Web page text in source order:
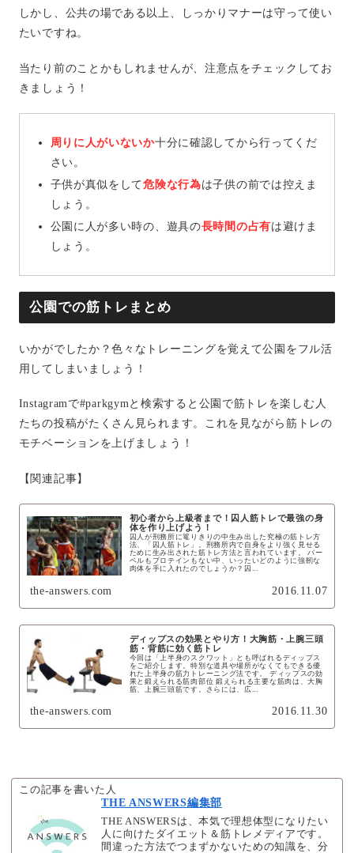
しかし、公共の場である以上、しっかりマナーは守って使い
たいですね。
当たり前のことかもしれませんが、注意点をチェックしてお
きましょう！
周りに人がいないか十分に確認してから行ってくだ
さい。
子供が真似をして危険な行為は子供の前では控えま
しょう。
公園に人が多い時の、遊具の長時間の占有は避けま
しょう。
公園での筋トレまとめ
いかがでしたか？色々なトレーニングを覚えて公園をフル活
用してしまいましょう！
Instagramで#parkgymと検索すると公園で筋トレを楽しむ人
たちの投稿がたくさん見られます。これを見ながら筋トレの
モチベーションを上げましょう！
【関連記事】
初心者から上級者まで！囚人筋トレで最強の身
体を作り上げよう！
囚人が刑務所に篭りきりの中生み出した究極の筋トレ方
法、「囚人筋トレ」。刑務所内で自身をより強く見せる
ために生み出された筋トレ方法と言われています。 バー
ベルもプロテインもない中、いったいどのように強靭な
肉体を手に入れたのでしょうか？囚...
the-answers.com 2016.11.07
ディップスの効果とやり方！大胸筋・上腕三頭
筋・背筋に効く筋トレ
今回は「上半身のスクワット」とも呼ばれるディップス
をご紹介します。特別な道具や場所がなくてもできる優
れた上半身の筋力トレーニング法です。 ディップスの効
果と鍛えられる筋肉部位 鍛えられる主要な筋肉は、大胸
筋、上腕三頭筋です。さらには、広...
the-answers.com 2016.11.30
この記事を書いた人
THE ANSWERS編集部
THE ANSWERSは、本気で理想体型になりたい
人に向けたダイエット＆筋トレメディアです。
間違った方法でつまずかないための知識を、分